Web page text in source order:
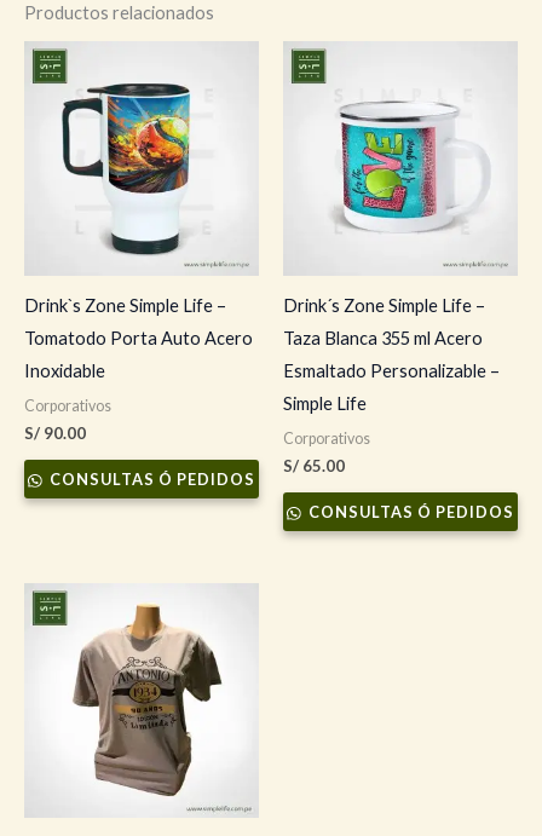
Productos relacionados
Drink`s Zone Simple Life –
Tomatodo Porta Auto Acero
Inoxidable
Corporativos
S/ 90.00
CONSULTAS Ó PEDIDOS
Drink´s Zone Simple Life –
Taza Blanca 355 ml Acero
Esmaltado Personalizable –
Simple Life
Corporativos
S/ 65.00
CONSULTAS Ó PEDIDOS